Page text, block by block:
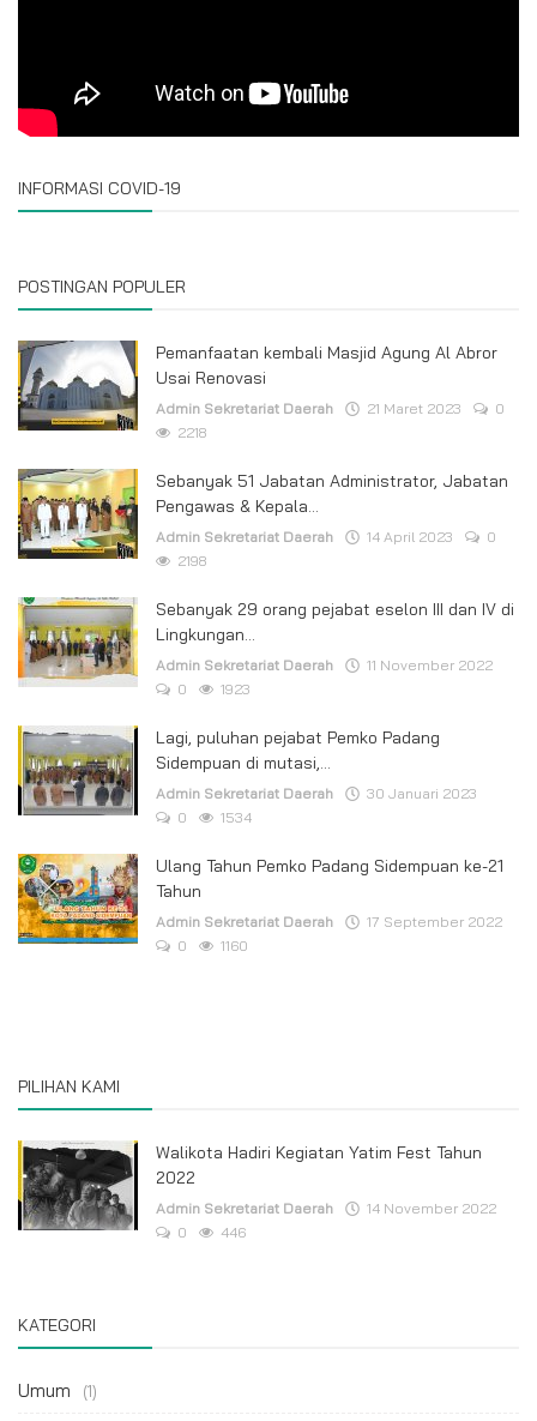
INFORMASI COVID-19
POSTINGAN POPULER
Pemanfaatan kembali Masjid Agung Al Abror
Usai Renovasi
Admin Sekretariat Daerah 21 Maret 2023
0
2218
Sebanyak 51 Jabatan Administrator, Jabatan
Pengawas & Kepala...
Admin Sekretariat Daerah 14 April 2023
0
2198
Sebanyak 29 orang pejabat eselon III dan IV di
Lingkungan...
Admin Sekretariat Daerah
11 November 2022
0
1923
Lagi, puluhan pejabat Pemko Padang
Sidempuan di mutasi,...
Admin Sekretariat Daerah
30 Januari 2023
0
1534
Ulang Tahun Pemko Padang Sidempuan ke-21
Tahun
Admin Sekretariat Daerah
17 September 2022
0
1160
PILIHAN KAMI
Walikota Hadiri Kegiatan Yatim Fest Tahun
2022
Admin Sekretariat Daerah
14 November 2022
0
446
KATEGORI
Umum (1)